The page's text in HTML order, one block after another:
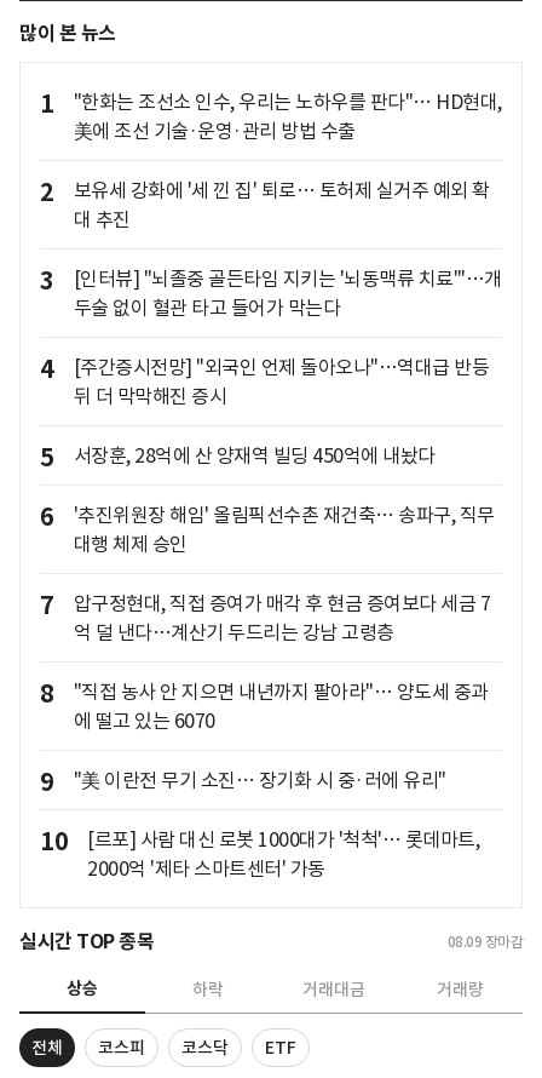
많이 본 뉴스
1
"한화는 조선소 인수, 우리는 노하우를 판다"… HD현대,
美에 조선 기술·운영·관리 방법 수출
2
보유세 강화에 '세 낀 집' 퇴로… 토허제 실거주 예외 확
대 추진
3
[인터뷰] "뇌졸중 골든타임 지키는 '뇌동맥류 치료'"…개
두술 없이 혈관 타고 들어가 막는다
4
[주간증시전망] "외국인 언제 돌아오나"…역대급 반등
뒤 더 막막해진 증시
5 서장훈, 28억에 산 양재역 빌딩 450억에 내놨다
6
'추진위원장 해임' 올림픽선수촌 재건축… 송파구, 직무
대행 체제 승인
7
압구정현대, 직접 증여가 매각 후 현금 증여보다 세금 7
억 덜 낸다…계산기 두드리는 강남 고령층
8
"직접 농사 안 지으면 내년까지 팔아라"… 양도세 중과
에 떨고 있는 6070
9 "美 이란전 무기 소진… 장기화 시 중·러에 유리"
10
[르포] 사람 대신 로봇 1000대가 '척척'… 롯데마트,
2000억 '제타 스마트센터' 가동
실시간 TOP 종목 08.09 장마감
상승 하락 거래대금 거래량
전체 코스피 코스닥 ETF